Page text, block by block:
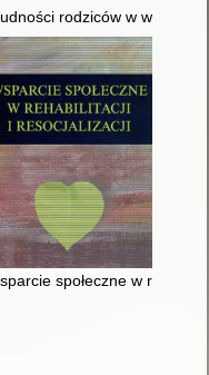
: percepcja problemu
rodziców w
z
społeczne w